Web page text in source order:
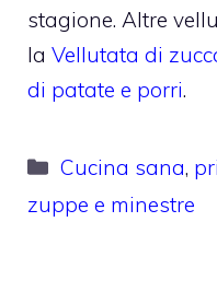
stagione. Altre
la Vellutata di
di patate e porri.
Categorie
Cucina sana,
zuppe e minestre